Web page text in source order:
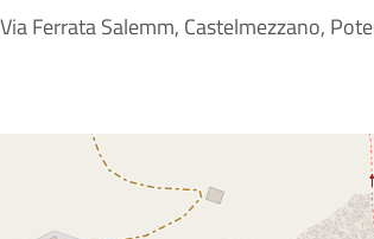
Ferrata Salemm, Castelmezzano,